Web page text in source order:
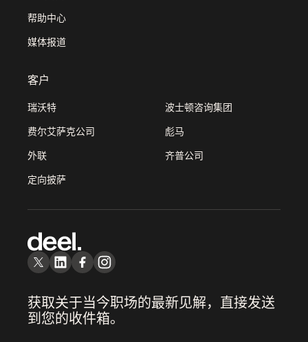
帮助中心
媒体报道
客户
瑞沃特 波士顿咨询集团
费尔艾萨克公司 彪马
外联 齐普公司
定向披萨
获取关于当今职场的最新见解，直接发送
到您的收件箱。